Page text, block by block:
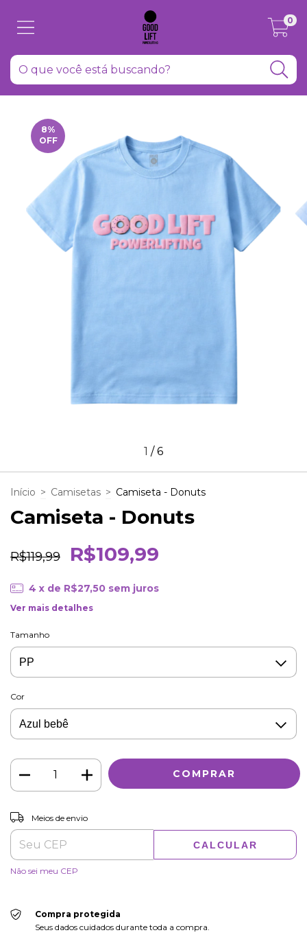
0
8%
OFF
1 /6
Início > Camisetas > Camiseta - Donuts
Camiseta - Donuts
R$119,99 R$109,99
4 x de R$27,50 sem juros
Ver mais detalhes
Tamanho
Cor
Entregas para o CEP:
Meios de envio
CALCULAR
Não sei meu CEP
Compra protegida
Seus dados cuidados durante toda a compra.